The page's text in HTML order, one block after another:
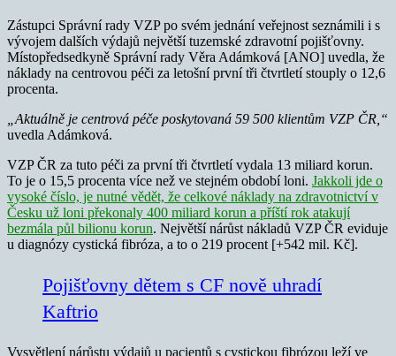
Zástupci Správní rady VZP po svém jednání veřejnost seznámili i s
vývojem dalších výdajů největší tuzemské zdravotní pojišťovny.
Místopředsedkyně Správní rady Věra Adámková [ANO] uvedla, že
náklady na centrovou péči za letošní první tři čtvrtletí stouply o 12,6
procenta.
„Aktuálně je centrová péče poskytovaná 59 500 klientům VZP ČR,“
uvedla Adámková.
VZP ČR za tuto péči za první tři čtvrtletí vydala 13 miliard korun.
To je o 15,5 procenta více než ve stejném období loni. Jakkoli jde o
vysoké číslo, je nutné vědět, že celkové náklady na zdravotnictví v
Česku už loni překonaly 400 miliard korun a příští rok atakují
bezmála půl bilionu korun. Největší nárůst nákladů VZP ČR eviduje
u diagnózy cystická fibróza, a to o 219 procent [+542 mil. Kč].
Pojišťovny dětem s CF nově uhradí
Kaftrio
Vysvětlení nárůstu výdajů u pacientů s cystickou fibrózou leží ve